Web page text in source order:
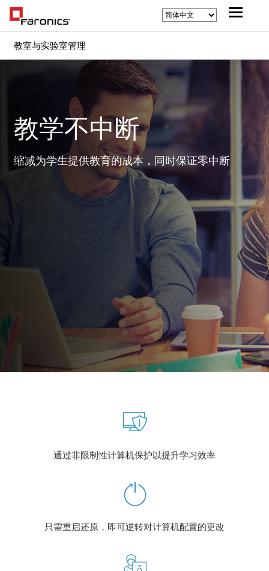
教室与实验室管理
教学不中断
缩减为学生提供教育的成本，同时保证零中断
通过非限制性计算机保护以提升学习效率
只需重启还原，即可逆转对计算机配置的更改